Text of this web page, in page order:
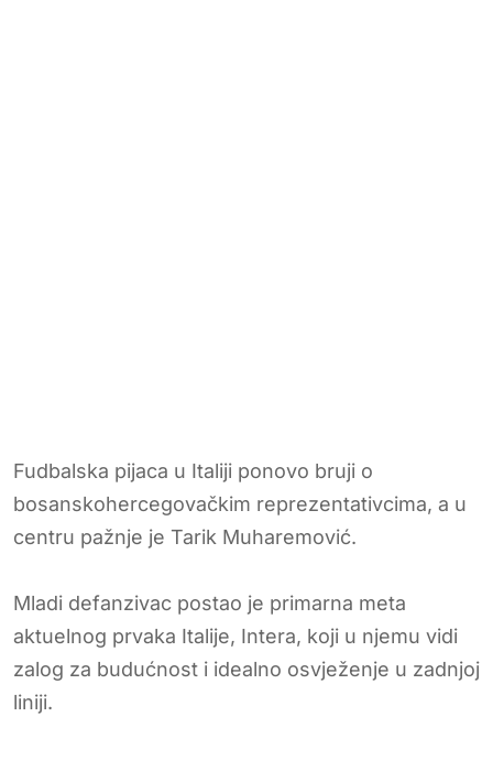
Fudbalska pijaca u Italiji ponovo bruji o
bosanskohercegovačkim reprezentativcima, a u
centru pažnje je Tarik Muharemović.
Mladi defanzivac postao je primarna meta
aktuelnog prvaka Italije, Intera, koji u njemu vidi
zalog za budućnost i idealno osvježenje u zadnjoj
liniji.